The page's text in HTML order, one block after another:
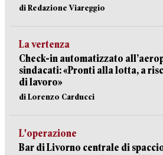
di Redazione Viareggio
La vertenza
Check-in automatizzato
sindacati: «Pronti alla lotta, a
di lavoro»
di Lorenzo Carducci
L'operazione
Bar di Livorno centrale di